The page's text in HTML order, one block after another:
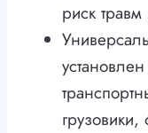
риск